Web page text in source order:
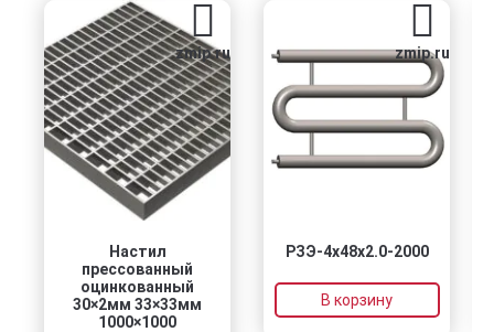
zmip.ru
Настил
прессованный
оцинкованный
30×2мм 33×33мм
1000×1000
zmip.ru
РЗЭ-4x48x2.0-2000
В корзину